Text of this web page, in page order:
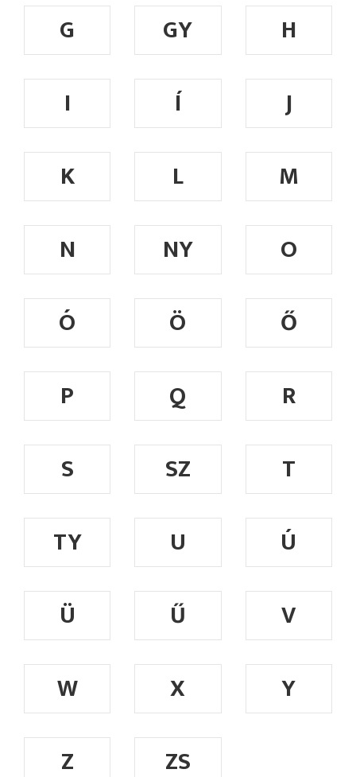
G
GY
H
I
Í
J
K
L
M
N
NY
O
Ó
Ö
Ő
P
Q
R
S
SZ
T
TY
U
Ú
Ü
Ű
V
W
X
Y
Z
ZS